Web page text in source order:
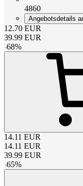
4860
Angebotsdetails
12.70 EUR
39.99 EUR
-68%
14.11 EUR
14.11 EUR
39.99 EUR
-65%